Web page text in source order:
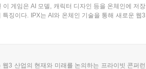
게임은 AI 모델, 캐릭터 디자인 등을 온체인에 저장
징이다. IPX는 AI와 온체인 기술을 통해 새로운 웹3
3 산업의 현재와 미래를 논의하는 프라이빗 콘퍼런